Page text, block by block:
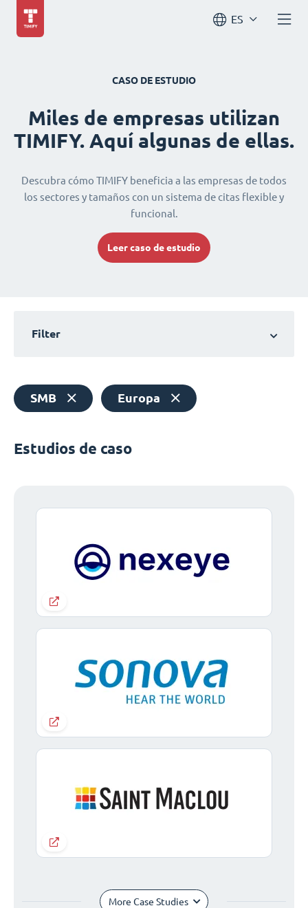
ES
CASO DE ESTUDIO
Miles de empresas utilizan
TIMIFY. Aquí algunas de ellas.
Descubra cómo TIMIFY beneficia a las empresas de todos
los sectores y tamaños con un sistema de citas flexible y
funcional.
Leer caso de estudio
Filter
SMB Europa
Estudios de caso
More Case Studies